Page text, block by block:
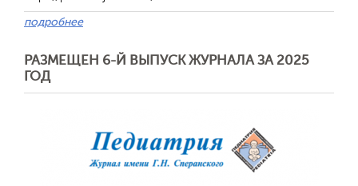
подробнее
РАЗМЕЩЕН 6-Й ВЫПУСК ЖУРНАЛА ЗА 2025
ГОД